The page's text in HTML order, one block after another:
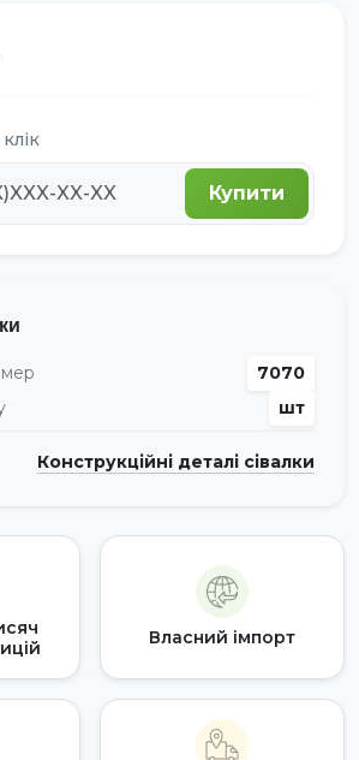
Купити
7070
шт
Конструкційні деталі сівалки
Власний імпорт